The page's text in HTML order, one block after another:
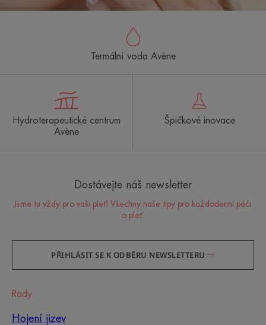
Termální voda Avène
Hydroterapeutické centrum
Avène
Špičkové inovace
Dostávejte náš newsletter
Jsme tu vždy pro vaši pleť! Všechny naše tipy pro každodenní péči
o pleť.
PŘIHLÁSIT SE K ODBĚRU NEWSLETTERU
Rady
Hojení jizev